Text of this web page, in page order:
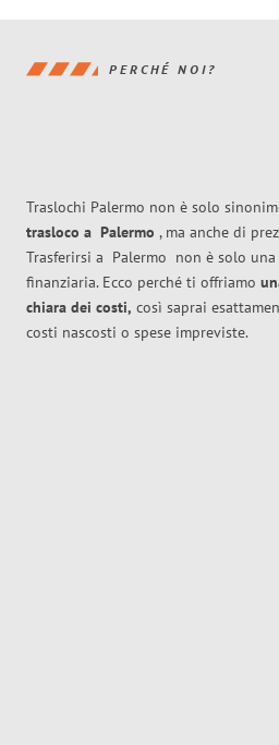
PERCHÉ NOI?
Traslochi Palermo non è solo
trasloco a Palermo , ma anche di
Trasferirsi a Palermo non è solo
finanziaria. Ecco perché ti offriamo
chiara dei costi, così saprai
costi nascosti o spese impreviste.